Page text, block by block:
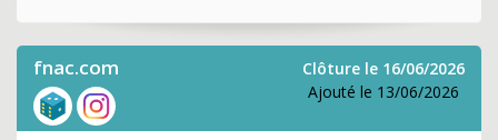
fnac.com
Clôture le 16/06/2026
Ajouté le 13/06/2026